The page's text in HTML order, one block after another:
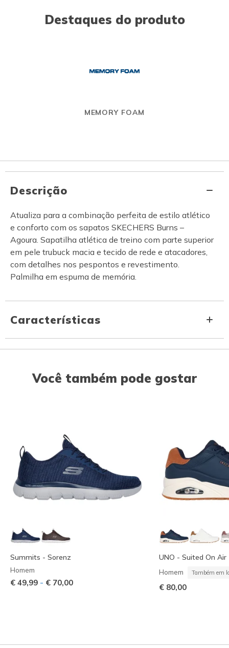
Destaques do produto
MEMORY FOAM
Descrição
Atualiza para a combinação perfeita de estilo atlético
e conforto com os sapatos SKECHERS Burns –
Agoura. Sapatilha atlética de treino com parte superior
em pele trubuck macia e tecido de rede e atacadores,
com detalhes nos pespontos e revestimento.
Palmilha em espuma de memória.
Características
Você também pode gostar
Summits - Sorenz
Homem
€ 49,99 - € 70,00
UNO - Suited On Air
Homem Também em
€ 80,00